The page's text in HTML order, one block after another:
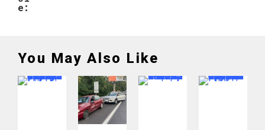
e:
You May Also Like